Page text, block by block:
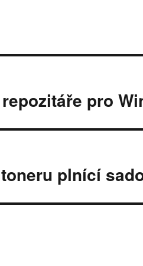
pro
plnící